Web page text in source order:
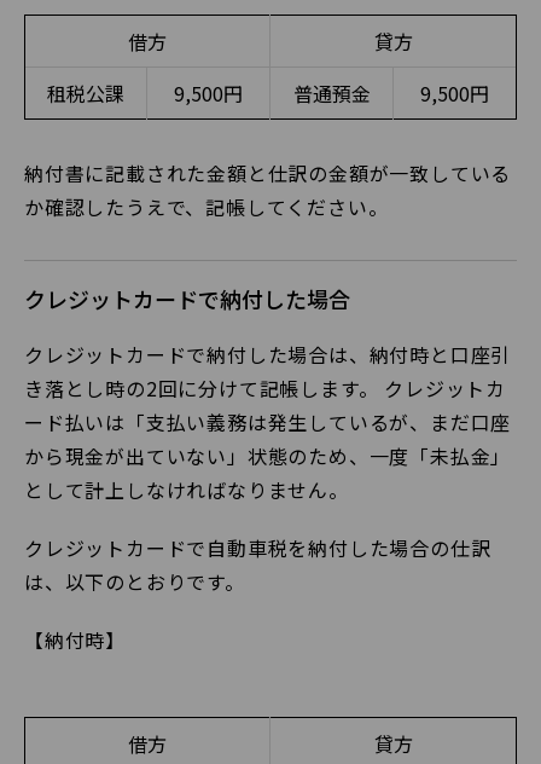
借方
貸方
租税公課
9,500円 普通預金 9,500円
納付書に記載された金額と仕訳の金額が一致している
か確認したうえで、記帳してください。
クレジットカードで納付した場合
クレジットカードで納付した場合は、納付時と口座引
き落とし時の2回に分けて記帳します。 クレジットカ
ード払いは「支払い義務は発生しているが、まだ口座
から現金が出ていない」状態のため、一度「未払金」
として計上しなければなりません。
クレジットカードで自動車税を納付した場合の仕訳
は、以下のとおりです。
【納付時】
借方
貸方